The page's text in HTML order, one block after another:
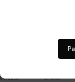
ESTELLO
MARCEL
GARAGAÏ